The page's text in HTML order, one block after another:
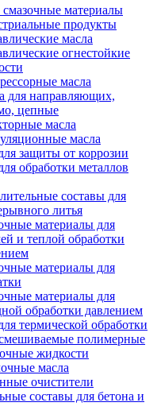
материалы
продукты
масла
огнестойкие
масла
для направляющих,
цепные
масла
масла
защиты от коррозии
обработки металлов
составы для
литья
материалы для
и теплой обработки
материалы для
материалы для
обработки давлением
термической обработки
полимерные
жидкости
масла
очистители
составы для бетона и